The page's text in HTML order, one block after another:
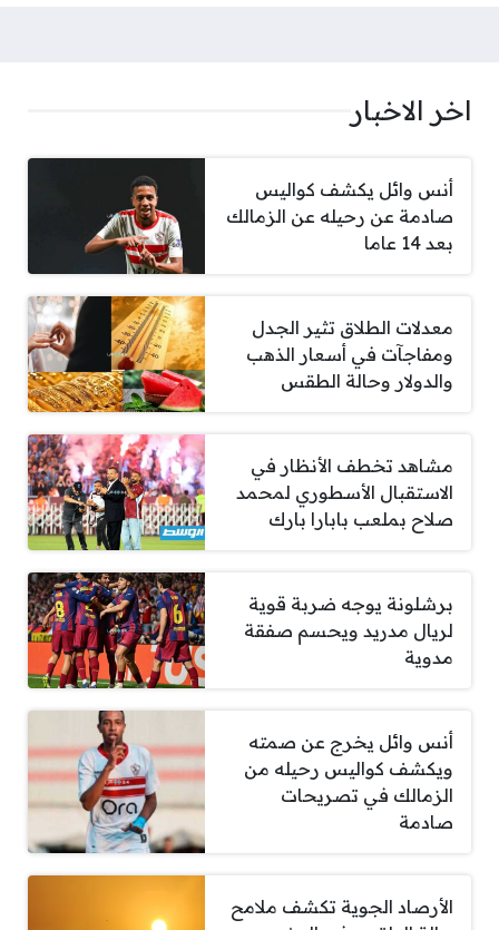
اخر الاخبار
أنس وائل يكشف كواليس
صادمة عن رحيله عن الزمالك
بعد 14 عاما
معدلات الطلاق تثير الجدل
ومفاجآت في أسعار الذهب
والدولار وحالة الطقس
مشاهد تخطف الأنظار في
الاستقبال الأسطوري لمحمد
صلاح بملعب بابارا بارك
برشلونة يوجه ضربة قوية
لريال مدريد ويحسم صفقة
مدوية
أنس وائل يخرج عن صمته
ويكشف كواليس رحيله من
الزمالك في تصريحات
صادمة
الأرصاد الجوية تكشف ملامح